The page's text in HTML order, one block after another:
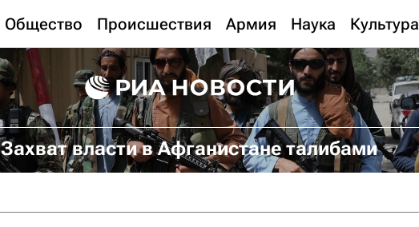
Общество Происшествия Армия Наука Культура
Захват власти в Афганистане талибами